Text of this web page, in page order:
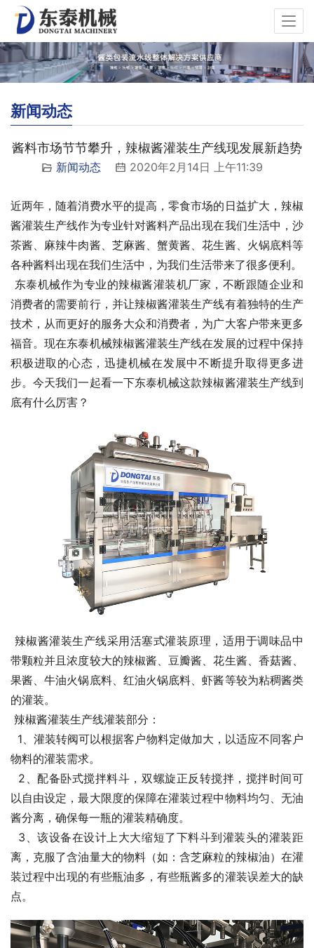
新闻动态
酱料市场节节攀升，辣椒酱灌装生产线现发展新趋势
新闻动态 2020年2月14日 上午11:39
近两年，随着消费水平的提高，零食市场的日益扩大，辣椒
酱灌装生产线作为专业针对酱料产品出现在我们生活中，沙
茶酱、麻辣牛肉酱、芝麻酱、蟹黄酱、花生酱、火锅底料等
各种酱料出现在我们生活中，为我们生活带来了很多便利。
消费者的需要前行，并让辣椒酱灌装生产线有着独特的生产
技术，从而更好的服务大众和消费者，为广大客户带来更多
福音。现在东泰机械辣椒酱灌装生产线在发展的过程中保持
积极进取的心态，迅捷机械在发展中不断提升取得更多进
步。今天我们一起看一下东泰机械这款辣椒酱灌装生产线到
底有什么厉害？
带颗粒并且浓度较大的辣椒酱、豆瓣酱、花生酱、香菇酱、
果酱、牛油火锅底料、红油火锅底料、虾酱等较为粘稠酱类
的灌装。
辣椒酱灌装生产线灌装部分：
物料的灌装需求。
以自由设定，最大限度的保障在灌装过程中物料均匀、无油
酱分离，确保每一瓶的灌装精确度。
离，克服了含油量大的物料（如：含芝麻粒的辣椒油）在灌
装过程中出现的有些瓶油多，有些瓶酱多的灌装误差大的缺
点。